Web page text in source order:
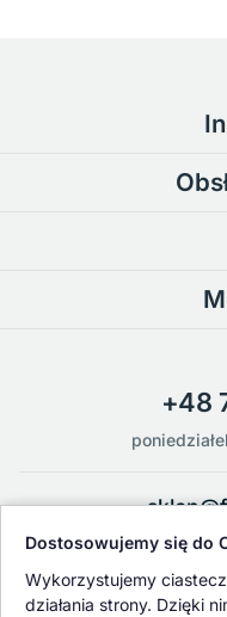
+48
Oferowane przez nas
kontroli jakości oraz
Dostosowujemy się do
Wykorzystujemy
działania strony. Dzięki